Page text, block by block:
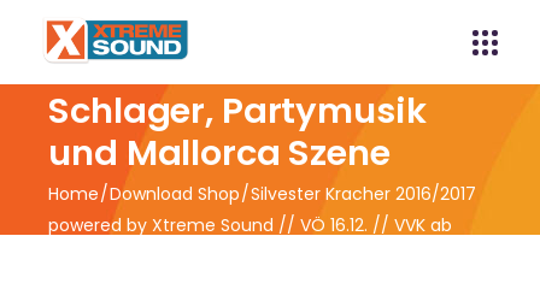
Xtreme Sound -
Schlager, Partymusik
und Mallorca Szene
Home Download Shop Silvester Kracher 2016/2017
powered by Xtreme Sound // VÖ 16.12. // VVK ab